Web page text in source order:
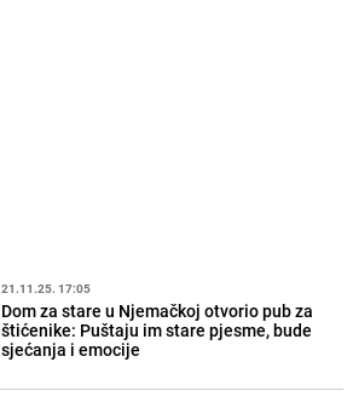
21.11.25. 17:05
Dom za stare u Njemačkoj otvorio pub za
štićenike: Puštaju im stare pjesme, bude
sjećanja i emocije